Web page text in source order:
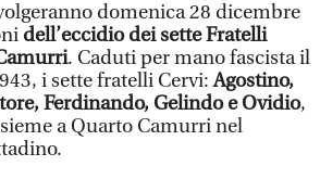
domenica 28 dicembre
dell’eccidio dei sette Fratelli
. Caduti per mano fascista il
i sette fratelli Cervi:Agostino,
Ferdinando, Gelindo e Ovidio,
a Quarto Camurri nel